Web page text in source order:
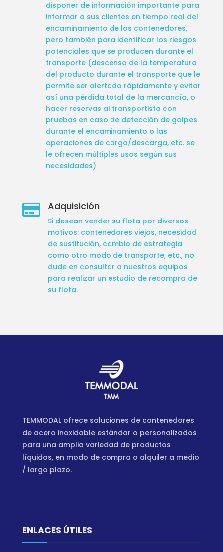
disponer de información importante para
informar a sus clientes en tiempo real del
encaminamiento de los contenedores,
pero también para identificar los riesgos
potenciales que se producen durante el
transporte (descenso de la temperatura
del producto durante el transporte que le
permite ser alertado rápidamente y evitar
así una pérdida total de la mercancía, o
hacer reservas al transportista con
pruebas en caso de detección de golpes
durante el encaminamiento o las
operaciones de carga/descarga, etc. se
le ofrecen múltiples usos según sus
necesidades)
 Adquisición
Si desean vender su flota por diversos
motivos: contenedores viejos, necesidad
de sustitución, cambio de estrategia
como otro modo de transporte, etc., no
dude en consultar a nuestros equipos
para realizar un estudio de recompra de
su flota.
TEMMODAL ofrece soluciones de contenedores
de acero inoxidable estándar o personalizados
para una amplia variedad de productos
líquidos, en modo de compra o alquiler a medio
/ largo plazo.
ENLACES ÚTILES